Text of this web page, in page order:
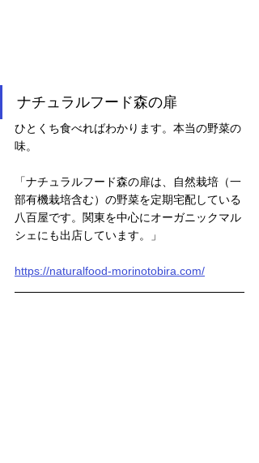
ナチュラルフード森の扉
ひとくち食べればわかります。本当の野菜の
味。
「ナチュラルフード森の扉は、自然栽培（一
部有機栽培含む）の野菜を定期宅配している
八百屋です。関東を中心にオーガニックマル
シェにも出店しています。」
https://naturalfood-morinotobira.com/